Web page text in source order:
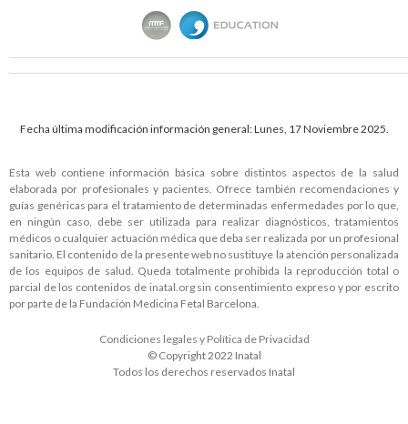
Fecha última modificación información general: Lunes, 17 Noviembre 2025.
Esta web contiene información básica sobre distintos aspectos de la salud
elaborada por profesionales y pacientes. Ofrece también recomendaciones y
guías genéricas para el tratamiento de determinadas enfermedades por lo que,
en ningún caso, debe ser utilizada para realizar diagnósticos, tratamientos
médicos o cualquier actuación médica que deba ser realizada por un profesional
sanitario. El contenido de la presente web no sustituye la atención personalizada
de los equipos de salud. Queda totalmente prohibida la reproducción total o
parcial de los contenidos de inatal.orgsin consentimiento expreso y por escrito
por parte de la Fundación Medicina Fetal Barcelona.
Condiciones legales y Política de Privacidad
© Copyright 2022 Inatal
Todos los derechos reservados Inatal